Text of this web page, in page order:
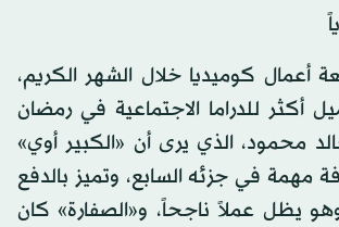
كوميديا خلال الشهر الكريم،
أكثر للدراما الاجتماعية في رمضان
محمود، الذي يرى أن «الكبير أوي»
مهمة في جزئه السابع، وتميز بالدفع
يظل عملاً ناجحاً، و«الصفارة» كان